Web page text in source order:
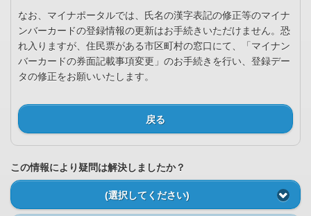
なお、マイナポータルでは、氏名の漢字表記の修正等のマイナ
ンバーカードの登録情報の更新はお手続きいただけません。恐
れ入りますが、住民票がある市区町村の窓口にて、「マイナン
バーカードの券面記載事項変更」のお手続きを行い、登録デー
タの修正をお願いいたします。
戻る
この情報により疑問は解決しましたか？
(選択してください)